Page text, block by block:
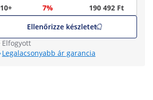
10+
7%
190 492 Ft
Ellenőrizze készletet
Elfogyott
Legalacsonyabb ár garancia